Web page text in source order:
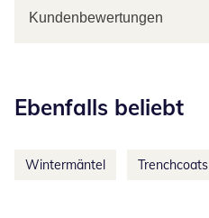
Kundenbewertungen
Ebenfalls beliebt
Wintermäntel Trenchcoats